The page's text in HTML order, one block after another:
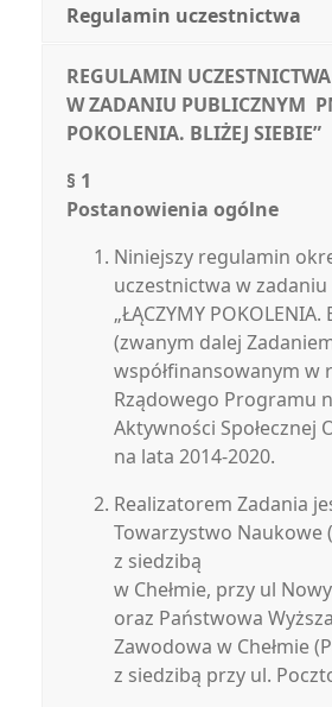
Regulamin uczestnictwa
REGULAMIN UCZESTNICTWA
W ZADANIU PUBLICZNYM
POKOLENIA. BLIŻEJ SIEBIE”
§ 1
Postanowienia ogólne
Niniejszy regulamin
uczestnictwa w
„ŁĄCZYMY POKOLENIA.
(zwanym dalej
współfinansowanym w
Rządowego Programu
Aktywności Społecznej
na lata 2014-2020.
Realizatorem Zadania
Towarzystwo Naukowe
z siedzibą
w Chełmie, przy ul
oraz Państwowa
Zawodowa w Chełmie
z siedzibą przy ul.